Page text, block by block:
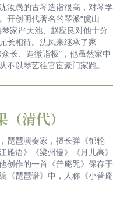
内地男歌手王子鸣
广播超宠溺定制原创
舞剧音乐之夜 展现
录音档案》聚焦民乐之
汝愚的古琴造诣很高，对琴学
开创明代著名的琴派“虞山
琴家严天池、赵应良对他十分
长相待。沈凤来继承了家
长、造微诣极”，他虽然家中
不以琴艺往官宦豪门家跑。
清代）
琵琶演奏家，擅长弹《郁轮
雁语》《梁州慢》《月儿高》
创作的一首《普庵咒》保存于
《琵琶谱》中，人称《小普庵